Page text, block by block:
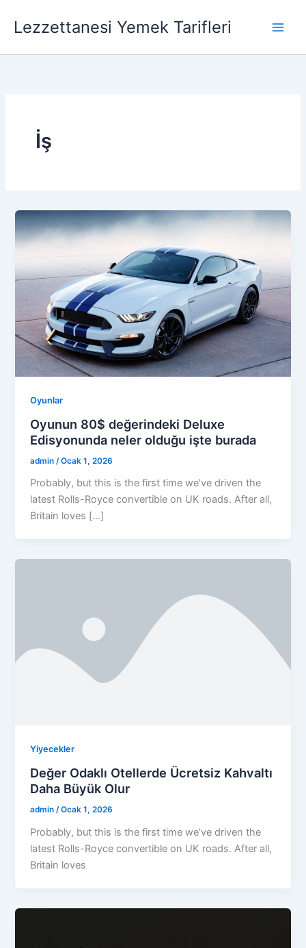
atlaLezzettanesi Yemek Tarifleri
İş
Oyunlar
Oyunun 80$ değerindeki Deluxe
Edisyonunda neler olduğu işte burada
admin /Ocak 1, 2026
Probably, but this is the first time we’ve driven the
latest Rolls-Royce convertible on UK roads. After all,
Britain loves […]
Yiyecekler
Değer Odaklı Otellerde Ücretsiz Kahvaltı
Daha Büyük Olur
admin/Ocak 1, 2026
Probably, but this is the first time we’ve driven the
latest Rolls-Royce convertible on UK roads. After all,
Britain loves